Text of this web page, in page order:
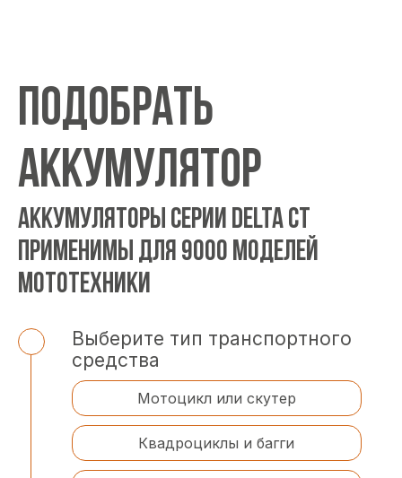
ПОДОБРАТЬ
АККУМУЛЯТОР
АККУМУЛЯТОРЫ СЕРИИ DELTA CT
ПРИМЕНИМЫ ДЛЯ 9000 МОДЕЛЕЙ
МОТОТЕХНИКИ
Выберите тип транспортного
средства
Мотоцикл или скутер
Квадроциклы и багги